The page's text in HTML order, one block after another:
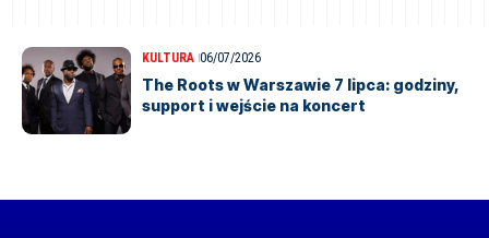
KULTURA 06/07/2026
The Roots w Warszawie 7 lipca: godziny,
support i wejście na koncert